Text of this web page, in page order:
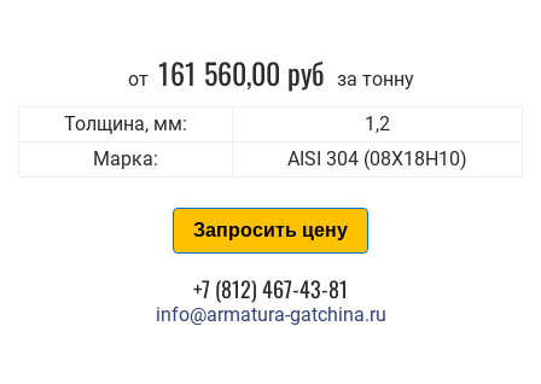
от 161 560,00 руб за тонну
Толщина, мм:
1,2
Марка:
AISI 304 (08Х18Н10)
Запросить цену
+7 (812) 467-43-81
info@armatura-gatchina.ru